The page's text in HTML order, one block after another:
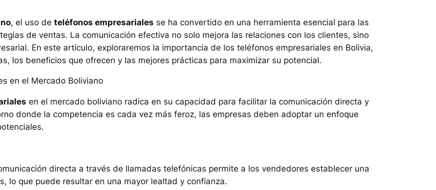
, el uso de teléfonos empresariales se ha convertido en una herramienta esencial para las
de ventas. La comunicación efectiva no solo mejora las relaciones con los clientes, sino
En este artículo, exploraremos la importancia de los teléfonos empresariales en Bolivia,
los beneficios que ofrecen y las mejores prácticas para maximizar su potencial.
en el Mercado Boliviano
en el mercado boliviano radica en su capacidad para facilitar la comunicación directa y
donde la competencia es cada vez más feroz, las empresas deben adoptar un enfoque
directa a través de llamadas telefónicas permite a los vendedores establecer una
lo que puede resultar en una mayor lealtad y confianza.